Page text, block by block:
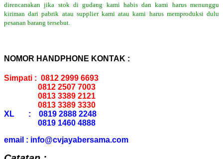
direncanakan jika stok di gudang kami habis dan kami harus menunggu
kiriman dari pabrik atau supplier kami atau kami harus memproduksi dulu
pesanan barang tersebut.
NOMOR HANDPHONE KONTAK :
Simpati : 0812 2999 6693
0812 2507 7003
0813 3389 2121
0813 3389 3330
XL : 0819 2888 2248
0819 1460 4888
email : info@cvjayabersama.com